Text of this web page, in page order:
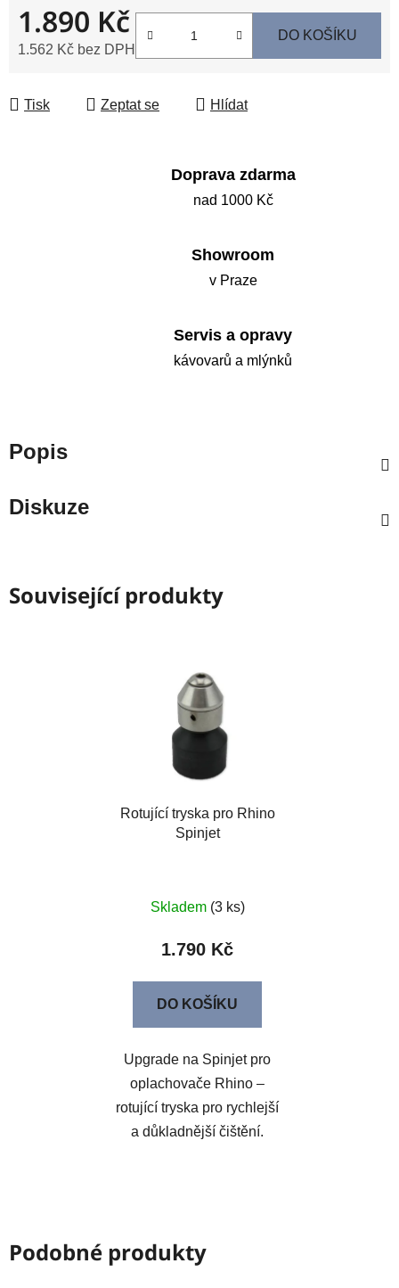
1.890 Kč
1.562 Kč bez DPH
DO KOŠÍKU
Tisk Zeptat se Hlídat
Doprava zdarma
nad 1000 Kč
Showroom
v Praze
Servis a opravy
kávovarů a mlýnků
Popis
Diskuze
Související produkty
Rotující tryska pro Rhino
Spinjet
Skladem (3 ks)
1.790 Kč
DO KOŠÍKU
Upgrade na Spinjet pro
oplachovače Rhino –
rotující tryska pro rychlejší
a důkladnější čištění.
Podobné produkty